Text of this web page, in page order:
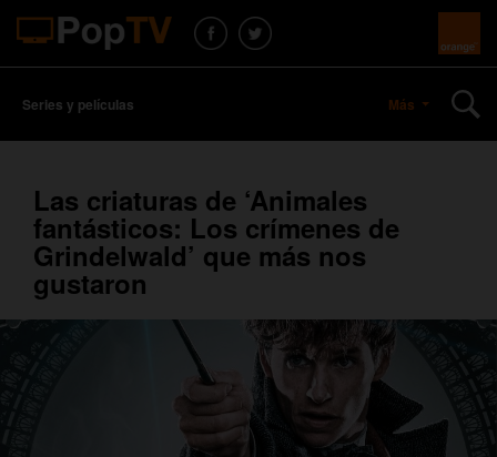
Series y películas Más
Las criaturas de ‘Animales
fantásticos: Los crímenes de
Grindelwald’ que más nos
gustaron